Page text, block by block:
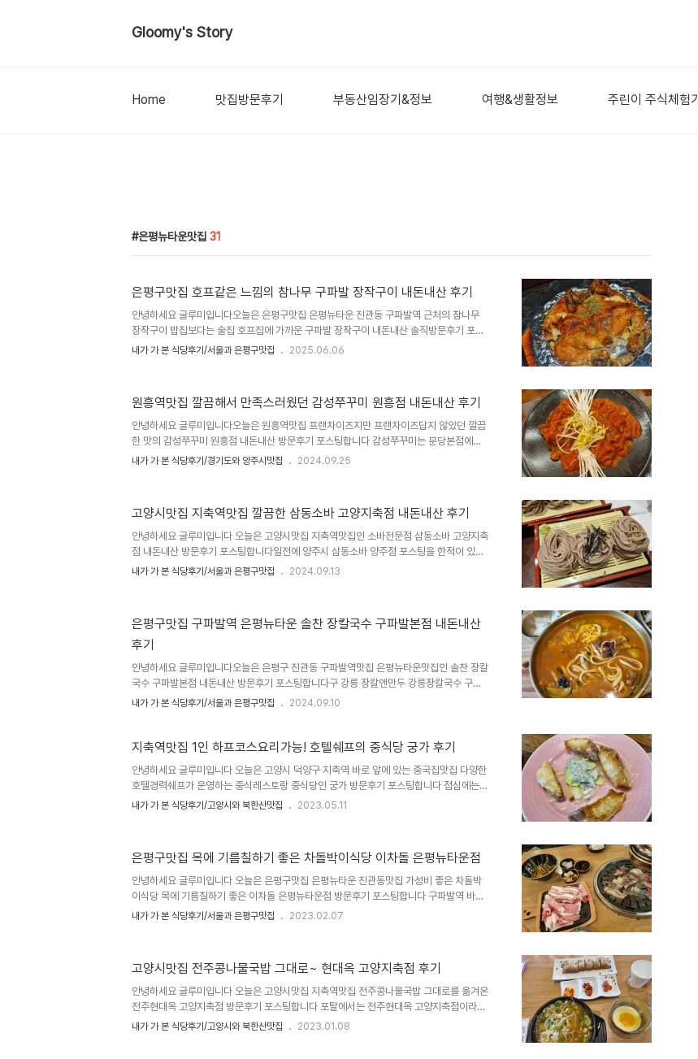
Gloomy's Story
Home 맛집방문후기 부동산임장기&정보 여행&생활정보 주린이 주식체험기
은평뉴타운맛집 31
은평구맛집 호프같은 느낌의 참나무 구파발 장작구이 내돈내산 후기
안녕하세요 글루미입니다오늘은 은평구맛집 은평뉴타운 진관동 구파발역 근처의 참나무
장작구이 밥집보다는 술집 호프집에 가까운 구파발 장작구이 내돈내산 솔직방문후기 포스
팅합니다원래 은평구 인근 닭장작구이맛집하면 여러개가 있지만 1번으로 꼽는 것이 서오릉
위치한 구파발 장작구이입니다은평구 구파발역 진관동 구파발 장작구이 위치와 주소는 서
울시 은평구 진관동 100-1 은평뉴타운 신한헤스티아2차 1층, 도로명주소는 은평구 통일
로 1022 은평헤스티아2차오피스텔 지하1..
내가 가 본 식당후기/서울과 은평구맛집 2025.06.06
원흥역맛집 깔끔해서 만족스러웠던 감성쭈꾸미 원흥점 내돈내산 후기
안녕하세요 글루미입니다오늘은 원흥역맛집 프랜차이즈지만 프랜차이즈답지 않았던 깔끔
한 맛의 감성쭈꾸미 원흥점 내돈내산 방문후기 포스팅합니다 감성쭈꾸미는 분당본점에서
시작해서 10개이상 불어난 쭈꾸미 프랜차이즈식당인거 같습니다은평구나 덕양구 주변에
덕양구 원흥5로25 센트럴푸르지오 1층 148호 149호입니다원흥역 2번출구에서 센트럴
푸르지오쪽으로 도보3분 원흥동 버스정류장 하차후 도보1분이며 주차가능합니다영업시간
은 오전11시부터 오후11시까지입니다 유아의자도..
내가 가 본 식당후기/경기도와 양주시맛집 2024.09.25
고양시맛집 지축역맛집 깔끔한 삼동소바 고양지축점 내돈내산 후기
안녕하세요 글루미입니다 오늘은 고양시맛집 지축역맛집인 소바전문점 삼동소바 고양지축
점 내돈내산 방문후기 포스팅합니다일전에 양주시 삼동소바 양주점 포스팅을 한적이 있었
는데요 자가제면한 일본식소바와 생활의달인 메밀국수달인에 나와서 프랜차이즈화된 식당
2-3분 거리고 상가밀집지역이고 신축아파트밀집지역이라 손님이 많은거 같아요 영업시간
은 오전11시부터 오후9시까지 오후3시30분부터 오후5시까지 브레이크타임 오후8시30
분 라스트오더입니다 주차가능하고 유아의자사용가능 ..
내가 가 본 식당후기/서울과 은평구맛집 2024.09.13
은평구맛집 구파발역 은평뉴타운 솔찬 장칼국수 구파발본점 내돈내산
후기
안녕하세요 글루미입니다오늘은 은평구 진관동 구파발역맛집 은평뉴타운맛집인 솔찬 장칼
국수 구파발본점 내돈내산 방문후기 포스팅합니다구 강릉 장칼앤만두 강릉장칼국수 구파
발본점이라는 이름이었는데 최근엔 아예 솔찬 장칼국수 구파발 본점으로 이름을 바꾸었나
다아무튼~솔찬 장칼국수 구파발본점 위치와 주소입니다서울특별시 은평구 진관동 29, 도
4번출구에서 도보5분거리이며 큰 길가에 있지않고 아파트 내 상가 측면에 있기 때문에 주
의깊게 살펴가야합니다. 구파발역 4번..
내가 가 본 식당후기/서울과 은평구맛집 2024.09.10
지축역맛집 1인 하프코스요리가능! 호텔쉐프의 중식당 궁가 후기
안녕하세요 글루미입니다 오늘은 고양시 덕양구 지축역 바로 앞에 있는 중국집맛집 다양한
호텔경력쉐프가 운영하는 중식레스토랑 중식당인 궁가 방문후기 포스팅합니다 점심에는 1
인세트메뉴 하프코스요리가 주문가능해서 2명이 가도 준 코스요리를 저렴하게 먹을 수 있
다 3호선 지축역 1번출구에서 도보1-2분거리 1층에는 지축역 공차와 뚜레쥬르가 입점해
있어서 참고해서 방문하시면 될거 같아요 영업시간은 오전11시부터 오후9시까지 오후3시
부터 오후5시까지는 브레이크타..
내가 가 본 식당후기/고양시와 북한산맛집 2023.05.11
은평구맛집 목에 기름칠하기 좋은 차돌박이식당 이차돌 은평뉴타운점
안녕하세요 글루미입니다 오늘은 은평구맛집 은평뉴타운 진관동맛집 가성비 좋은 차돌박
이식당 목에 기름칠하기 좋은 이차돌 은평뉴타운점 방문후기 포스팅합니다 구파발역 바로
옆에 있어서 가기도 편하고 주변에 롯데몰 은평점이나 은평성모병원이 있어서 나름 식당상
호~112호입니다 3호선 구파발역 3번출구에서 도보2-3분거리에 위치해있습니다 영업시
간은 오후3시30분부터 오후10시30분 오후9시45분 라스트오더입니다 단체석가능 주차
가능 예약가능, 와이파이가능, 제로..
내가 가 본 식당후기/서울과 은평구맛집 2023.02.07
고양시맛집 전주콩나물국밥 그대로~ 현대옥 고양지축점 후기
안녕하세요 글루미입니다 오늘은 고양시맛집 지축역맛집 전주콩나물국밥 그대로를 옮겨온
전주현대옥 고양지축점 방문후기 포스팅합니다 포탈에서는 전주현대옥 고양지축점이라고
검색하면 안나오고 현대옥 고양지축점이라고 검색해야되네요 콩나물국밥의 원조 본고장은
내가 가 본 식당후기/고양시와 북한산맛집 2023.01.08